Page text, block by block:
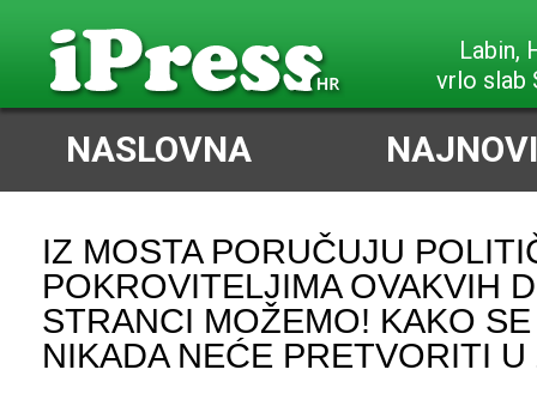
slabi
NASLOVNA
IZ MOSTA PORUČUJU
POKROVITELJIMA OVAKVIH
STRANCI MOŽEMO! KAKO
NIKADA NEĆE PRETVORITI